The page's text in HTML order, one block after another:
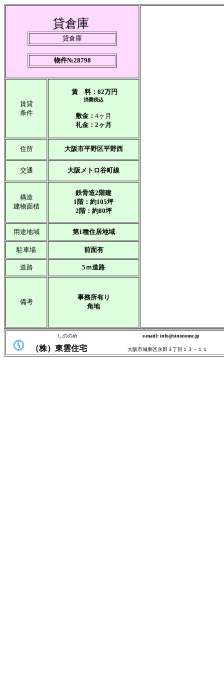
貸倉庫
貸倉庫
物件№28798
賃貸
条件
賃 料：82万円
消費税込
敷金： 4ヶ月
礼金：2ヶ月
住所 大阪市平野区平野西
交通 大阪メトロ谷町線
構造
建物面積
鉄骨造2階建
1階：約105坪
2階：約80坪
用途地域 第1種住居地域
駐車場 前面有
道路 5ｍ道路
備考
事務所有り
角地
しののめ e-maiil: info@sinonome.jp
（株）東雲住宅 大阪市城東区永田３丁目１３－１１